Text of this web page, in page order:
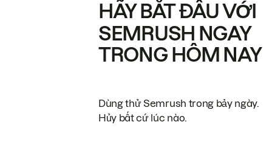
HÃY BẮT ĐẦU VỚI
SEMRUSH NGAY
TRONG HÔM NAY
Dùng thử Semrush trong bảy ngày.
Hủy bất cứ lúc nào.